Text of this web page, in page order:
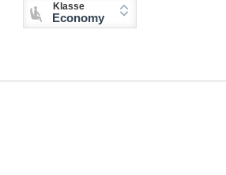
Klasse
Economy